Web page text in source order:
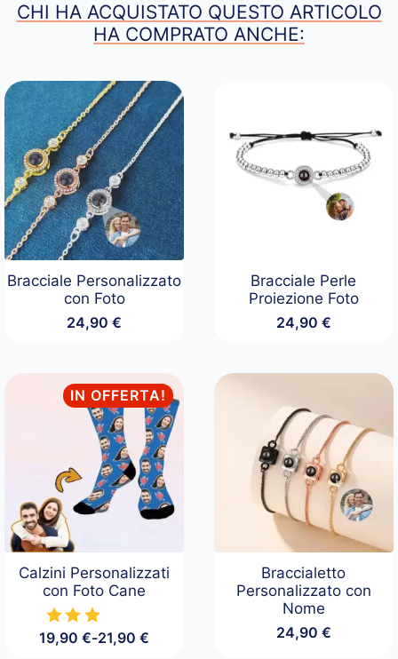
CHI HA ACQUISTATO QUESTO ARTICOLO
HA COMPRATO ANCHE:
Bracciale Personalizzato
con Foto
24,90€
Bracciale Perle
Proiezione Foto
24,90 €
IN OFFERTA!
Calzini Personalizzati
con Foto Cane
19,90€-21,90€
Fascia
Braccialetto
Personalizzato con
Nome
24,90 €